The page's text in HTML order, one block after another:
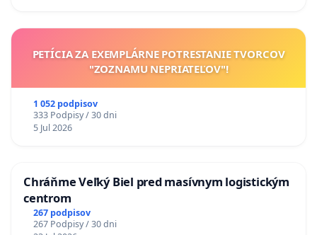
PETÍCIA ZA EXEMPLÁRNE POTRESTANIE TVORCOV
"ZOZNAMU NEPRIATEĽOV"!
1 052 podpisov
333 Podpisy / 30 dni
5 Jul 2026
Chráňme Veľký Biel pred masívnym logistickým
centrom
267 podpisov
267 Podpisy / 30 dni